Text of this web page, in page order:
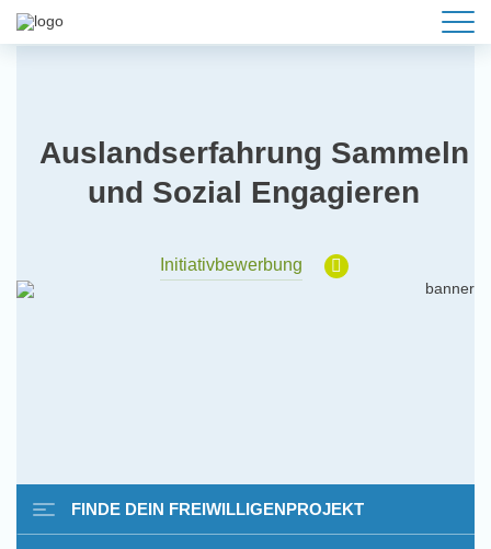
Auslandserfahrung Sammeln
und Sozial Engagieren
Initiativbewerbung
FINDE DEIN FREIWILLIGENPROJEKT